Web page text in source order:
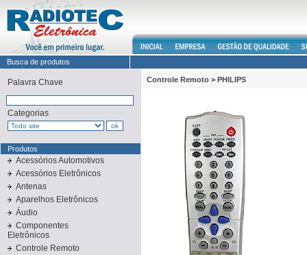
Busca de produtos
Palavra Chave
Categorias
Produtos
Acessórios Automotivos
Acessórios Eletrônicos
Antenas
Aparelhos Eletrônicos
Áudio
Componentes
Eletrônicos
Controle Remoto
Controle Remoto > PHILIPS